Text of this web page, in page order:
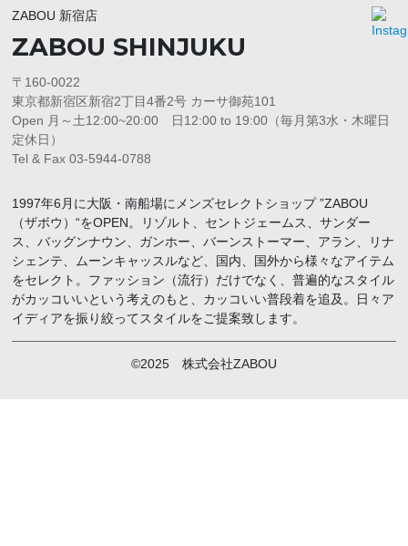
ZABOU 新宿店
ZABOU SHINJUKU
〒160-0022
東京都新宿区新宿2丁目4番2号 カーサ御苑101
Open 月～土12:00~20:00 日12:00 to 19:00（毎月第3水・木曜日
定休日）
Tel & Fax 03-5944-0788
1997年6月に大阪・南船場にメンズセレクトショップ ”ZABOU
（ザボウ）“をOPEN。リゾルト、セントジェームス、サンダー
ス、バッグンナウン、ガンホー、バーンストーマー、アラン、リナ
シェンテ、ムーンキャッスルなど、国内、国外から様々なアイテム
をセレクト。ファッション（流行）だけでなく、普遍的なスタイル
がカッコいいという考えのもと、カッコいい普段着を追及。日々ア
イディアを振り絞ってスタイルをご提案致します。
©2025 株式会社ZABOU